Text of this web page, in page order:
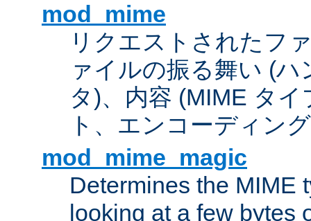
mod_mime
リクエストされたフ
ァイルの振る舞い (
タ)、内容 (MIME タ
ト、エンコーディン
mod_mime_magic
Determines the MIME
looking at a few bytes